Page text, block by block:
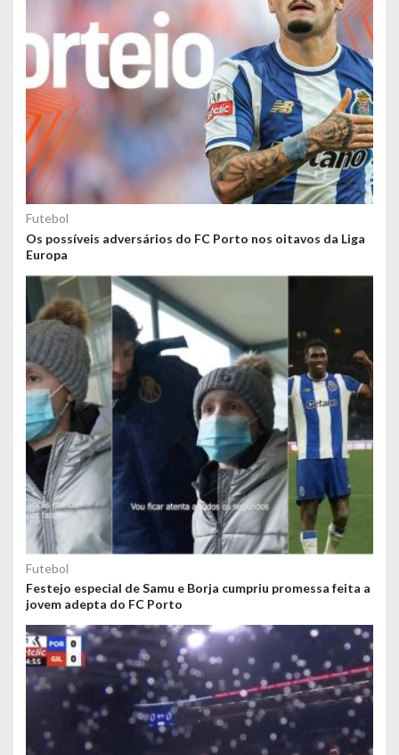
Futebol
Os possíveis adversários do FC Porto nos oitavos da Liga
Europa
Futebol
Festejo especial de Samu e Borja cumpriu promessa feita a
jovem adepta do FC Porto